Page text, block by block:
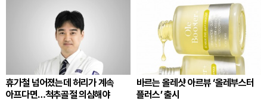
휴가철 넘어졌는데 허리가 계속
아프다면…척추골절 의심해야
바르는 올레샷 아르뷰 ‘올레부스터
플러스’ 출시